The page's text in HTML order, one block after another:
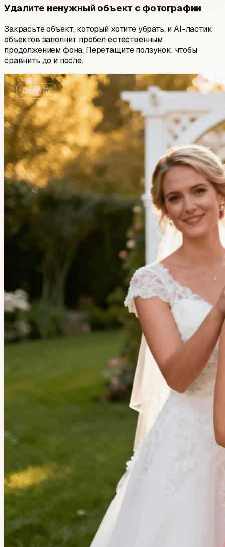
Удалите ненужный объект с фотографии
Закрасьте объект, который хотите убрать, и AI-ластик
объектов заполнит пробел естественным
продолжением фона. Перетащите ползунок, чтобы
сравнить до и после.